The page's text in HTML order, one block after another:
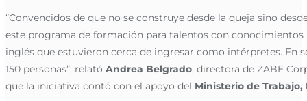
“Convencidos de que no se construye desde la queja sino
este programa de formación para talentos con
inglés que estuvieron cerca de ingresar como intérpretes. En
150 personas”, relató Andrea Belgrado, directora de ZABE
que la iniciativa contó con el apoyo del Ministerio de